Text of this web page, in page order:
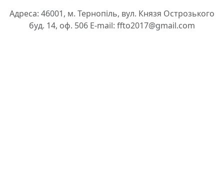
Адреса: 46001, м. Тернопіль, вул. Князя Острозького
буд. 14, оф. 506 E-mail: ffto2017@gmail.com